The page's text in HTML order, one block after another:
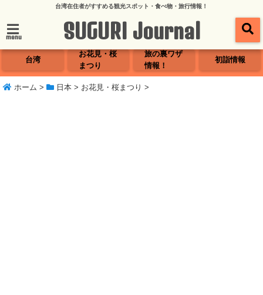
台湾在住者がすすめる観光スポット・食べ物・旅行情報！
menu SUGURI Journal
台湾
お花見・桜
まつり
旅の裏ワザ
情報！
初詣情報
ホーム > 日本 > お花見・桜まつり >